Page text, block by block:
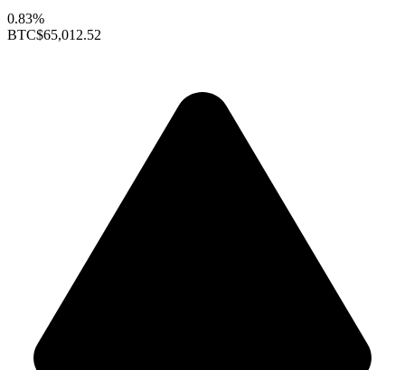
0.83%
BTC$65,012.52